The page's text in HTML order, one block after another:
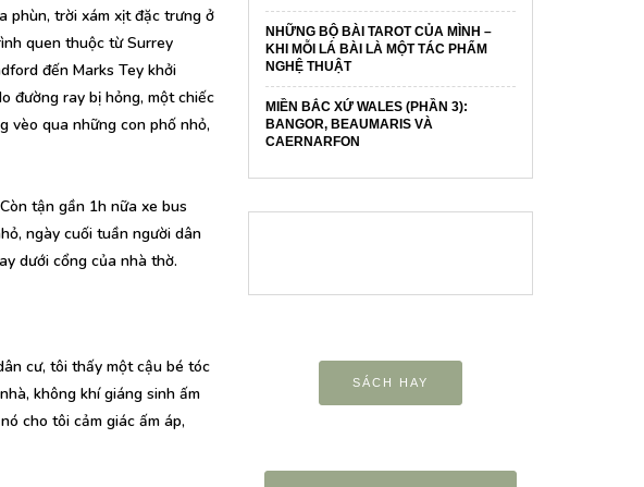
phùn, trời xám xịt đặc trưng ở
quen thuộc từ Surrey
đến Marks Tey khởi
đường ray bị hỏng, một chiếc
vèo qua những con phố nhỏ,
tận gần 1h nữa xe bus
ngày cuối tuần người dân
dưới cổng của nhà thờ.
cư, tôi thấy một cậu bé tóc
không khí giáng sinh ấm
cho tôi cảm giác ấm áp,
NHỮNG BỘ BÀI TAROT CỦA MÌNH –
KHI MỖI LÁ BÀI LÀ MỘT TÁC PHẨM
NGHỆ THUẬT
MIỀN BẮC XỨ WALES (PHẦN 3):
BANGOR, BEAUMARIS VÀ
CAERNARFON
SÁCH HAY